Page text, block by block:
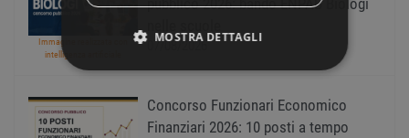
Immagine realizzata con
intelligenza artificiale
pubblico 2026: bando ENPAB Biologi
07/08/2026
Concorso Funzionari Economico
Finanziari 2026: 10 posti a tempo
MOSTRA DETTAGLI
PERFORMANCE